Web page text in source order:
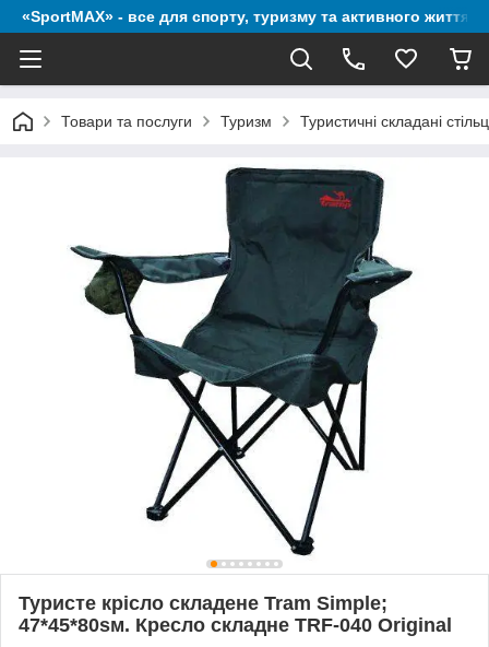
«SportMAX» - все для спорту, туризму та активного життя
Товари та послуги Туризм Туристичні складані
Туристе крісло складене Tram Simple;
47*45*80sм. Кресло складне TRF-040 Original